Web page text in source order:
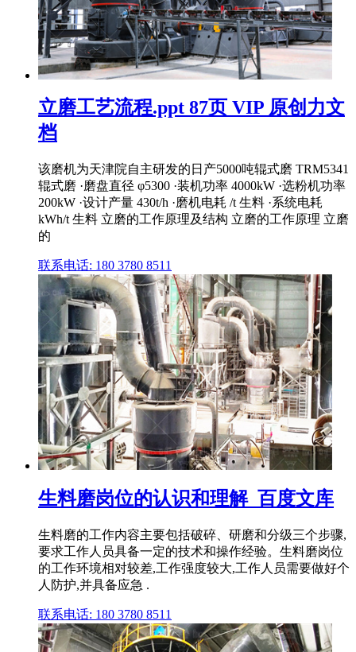
立磨工艺流程.ppt 87页 VIP 原创力文
档
该磨机为天津院自主研发的日产5000吨辊式磨 TRM5341
辊式磨 ·磨盘直径 φ5300 ·装机功率 4000kW ·选粉机功率
200kW ·设计产量 430t/h ·磨机电耗 /t 生料 ·系统电耗
kWh/t 生料 立磨的工作原理及结构 立磨的工作原理 立磨
的
联系电话: 180 3780 8511
生料磨岗位的认识和理解_百度文库
生料磨的工作内容主要包括破碎、研磨和分级三个步骤,
要求工作人员具备一定的技术和操作经验。生料磨岗位
的工作环境相对较差,工作强度较大,工作人员需要做好个
人防护,并具备应急 .
联系电话: 180 3780 8511